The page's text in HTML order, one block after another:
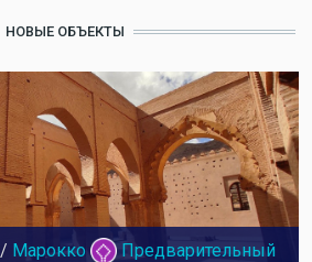
НОВЫЕ ОБЪЕКТЫ
/ Марокко
Предварительный